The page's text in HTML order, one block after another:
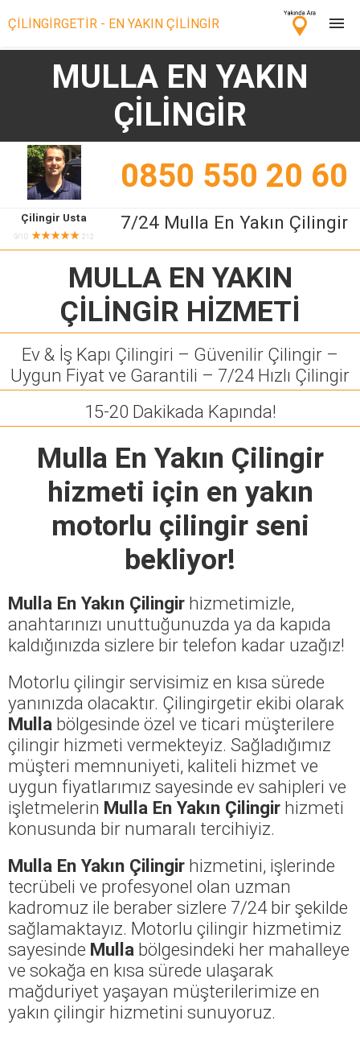
ÇİLİNGİRGETİR - EN YAKIN ÇİLİNGİR
Çilingir Ara
Çilingir misin? Bize Katıl!
MULLA EN YAKIN
ÇİLİNGİR
0850 550 20 60
Çilingir Usta
9/10 ★★★★★212
7/24 Mulla En Yakın Çilingir
MULLA EN YAKIN
ÇİLİNGİR HİZMETİ
Ev & İş Kapı Çilingiri – Güvenilir Çilingir –
Uygun Fiyat ve Garantili – 7/24 Hızlı Çilingir
15-20 Dakikada Kapında!
Mulla En Yakın Çilingir
hizmeti için en yakın
motorlu çilingir seni
bekliyor!
Mulla En Yakın Çilingir hizmetimizle,
anahtarınızı unuttuğunuzda ya da kapıda
kaldığınızda sizlere bir telefon kadar uzağız!
Motorlu çilingir servisimiz en kısa sürede
yanınızda olacaktır. Çilingirgetir ekibi olarak
Mulla bölgesinde özel ve ticari müşterilere
çilingir hizmeti vermekteyiz. Sağladığımız
müşteri memnuniyeti, kaliteli hizmet ve
uygun fiyatlarımız sayesinde ev sahipleri ve
işletmelerin Mulla En Yakın Çilingir hizmeti
konusunda bir numaralı tercihiyiz.
Mulla En Yakın Çilingir hizmetini, işlerinde
tecrübeli ve profesyonel olan uzman
kadromuz ile beraber sizlere 7/24 bir şekilde
sağlamaktayız. Motorlu çilingir hizmetimiz
sayesinde Mulla bölgesindeki her mahalleye
ve sokağa en kısa sürede ulaşarak
mağduriyet yaşayan müşterilerimize en
yakın çilingir hizmetini sunuyoruz.